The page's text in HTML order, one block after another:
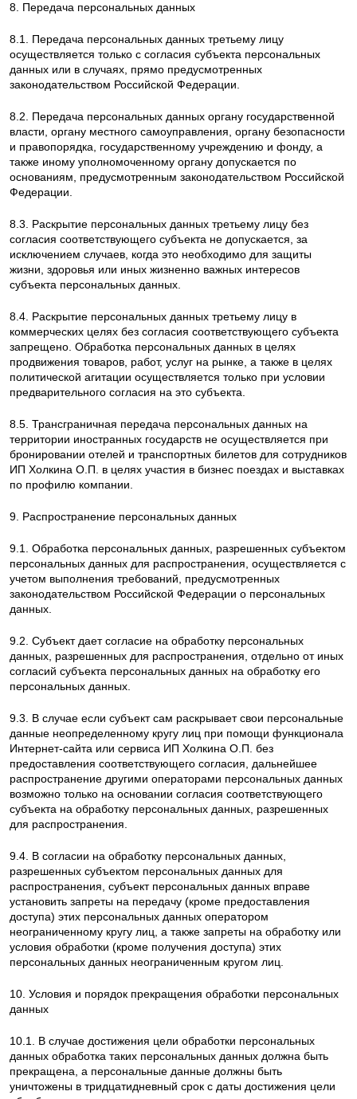
8. Передача персональных данных
8.1. Передача персональных данных третьему лицу
осуществляется только с согласия субъекта персональных
данных или в случаях, прямо предусмотренных
законодательством Российской Федерации.
8.2. Передача персональных данных органу государственной
власти, органу местного самоуправления, органу безопасности
и правопорядка, государственному учреждению и фонду, а
также иному уполномоченному органу допускается по
основаниям, предусмотренным законодательством Российской
Федерации.
8.3. Раскрытие персональных данных третьему лицу без
согласия соответствующего субъекта не допускается, за
исключением случаев, когда это необходимо для защиты
жизни, здоровья или иных жизненно важных интересов
субъекта персональных данных.
8.4. Раскрытие персональных данных третьему лицу в
коммерческих целях без согласия соответствующего субъекта
запрещено. Обработка персональных данных в целях
продвижения товаров, работ, услуг на рынке, а также в целях
политической агитации осуществляется только при условии
предварительного согласия на это субъекта.
8.5. Трансграничная передача персональных данных на
территории иностранных государств не осуществляется при
бронировании отелей и транспортных билетов для сотрудников
ИП Холкина О.П. в целях участия в бизнес поездах и выставках
по профилю компании.
9. Распространение персональных данных
9.1. Обработка персональных данных, разрешенных субъектом
персональных данных для распространения, осуществляется с
учетом выполнения требований, предусмотренных
законодательством Российской Федерации о персональных
данных.
9.2. Субъект дает согласие на обработку персональных
данных, разрешенных для распространения, отдельно от иных
согласий субъекта персональных данных на обработку его
персональных данных.
9.3. В случае если субъект сам раскрывает свои персональные
данные неопределенному кругу лиц при помощи функционала
Интернет-сайта или сервиса ИП Холкина О.П. без
предоставления соответствующего согласия, дальнейшее
распространение другими операторами персональных данных
возможно только на основании согласия соответствующего
субъекта на обработку персональных данных, разрешенных
для распространения.
9.4. В согласии на обработку персональных данных,
разрешенных субъектом персональных данных для
распространения, субъект персональных данных вправе
установить запреты на передачу (кроме предоставления
доступа) этих персональных данных оператором
неограниченному кругу лиц, а также запреты на обработку или
условия обработки (кроме получения доступа) этих
персональных данных неограниченным кругом лиц.
10. Условия и порядок прекращения обработки персональных
данных
10.1. В случае достижения цели обработки персональных
данных обработка таких персональных данных должна быть
прекращена, а персональные данные должны быть
уничтожены в тридцатидневный срок с даты достижения цели